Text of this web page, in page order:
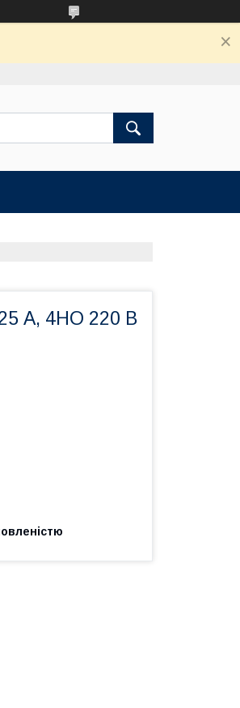
А, 4НО 220 В